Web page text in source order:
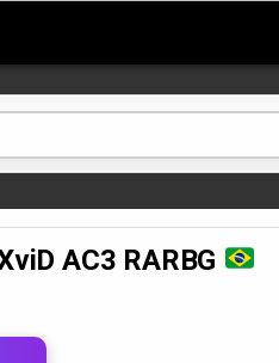
AC3 RARBG